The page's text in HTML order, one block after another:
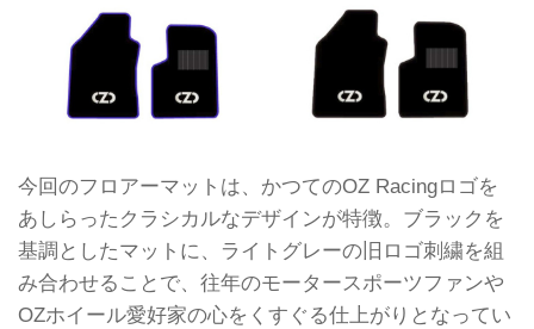
今回のフロアーマットは、かつてのOZ Racingロゴを
あしらったクラシカルなデザインが特徴。ブラックを
基調としたマットに、ライトグレーの旧ロゴ刺繍を組
み合わせることで、往年のモータースポーツファンや
OZホイール愛好家の心をくすぐる仕上がりとなってい